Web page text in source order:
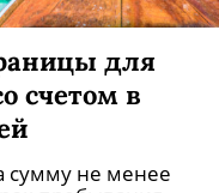
для
счетом в